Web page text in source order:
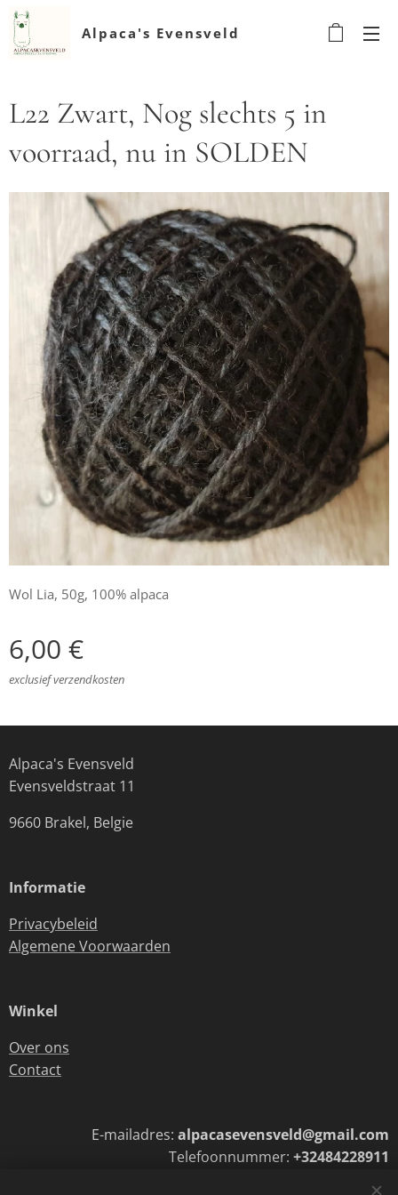
Alpaca's Evensveld
L22 Zwart, Nog slechts 5 in
voorraad, nu in SOLDEN
Wol Lia, 50g, 100% alpaca
6,00 €
exclusief verzendkosten
Alpaca's Evensveld
Evensveldstraat 11
9660 Brakel, Belgie
Informatie
Privacybeleid
Algemene Voorwaarden
Winkel
Over ons
Contact
E-mailadres: alpacasevensveld@gmail.com
Telefoonnummer: +32484228911